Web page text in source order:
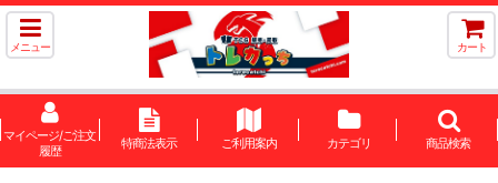
メニュー カート
マイページ/ご注文
履歴
特商法表示 ご利用案内 カテゴリ 商品検索